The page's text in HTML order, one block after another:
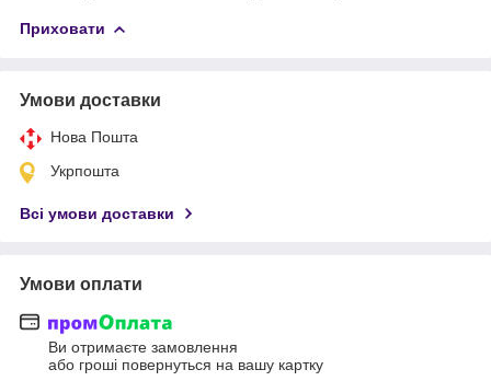
Приховати
Умови доставки
Нова Пошта
Укрпошта
Всі умови доставки
Умови оплати
Ви отримаєте замовлення
або гроші повернуться на вашу картку